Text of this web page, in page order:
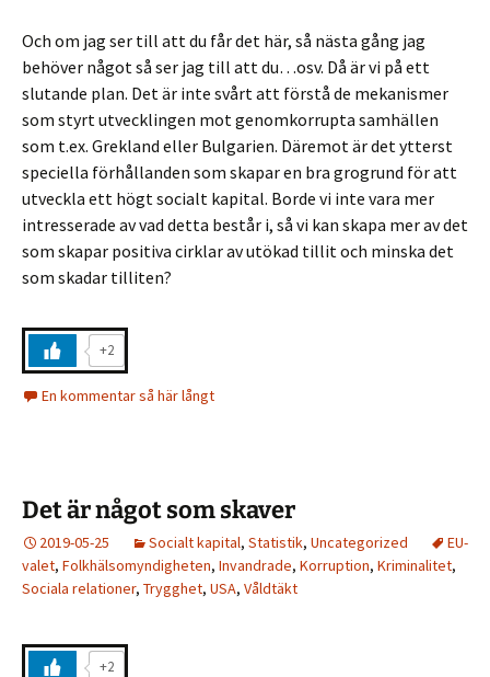
Och om jag ser till att du får det här, så nästa gång jag
behöver något så ser jag till att du…osv. Då är vi på ett
slutande plan. Det är inte svårt att förstå de mekanismer
som styrt utvecklingen mot genomkorrupta samhällen
som t.ex. Grekland eller Bulgarien. Däremot är det ytterst
speciella förhållanden som skapar en bra grogrund för att
utveckla ett högt socialt kapital. Borde vi inte vara mer
intresserade av vad detta består i, så vi kan skapa mer av det
som skapar positiva cirklar av utökad tillit och minska det
som skadar tilliten?
+2
En kommentar så här långt
Det är något som skaver
2019-05-25 Socialt kapital, Statistik, Uncategorized
EU-
valet, Folkhälsomyndigheten, Invandrade, Korruption, Kriminalitet,
Sociala relationer, Trygghet, USA, Våldtäkt
+2